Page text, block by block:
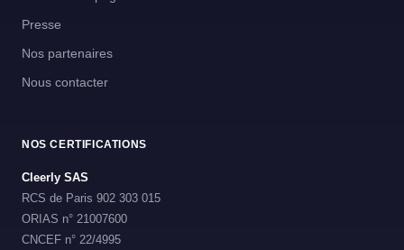
Presse
Nos partenaires
Nous contacter
NOS CERTIFICATIONS
Cleerly SAS
RCS de Paris 902 303 015
ORIAS n° 21007600
CNCEF n° 22/4995